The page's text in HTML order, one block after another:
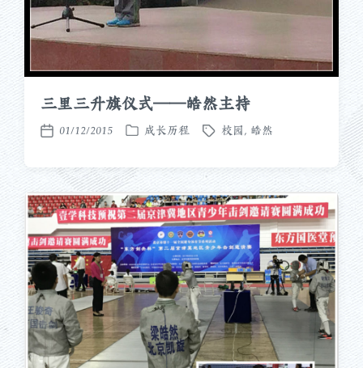
三里三升旗仪式——皓然主持
发
期
01/12/2015
发
于
成长历程
标
校园, 皓然